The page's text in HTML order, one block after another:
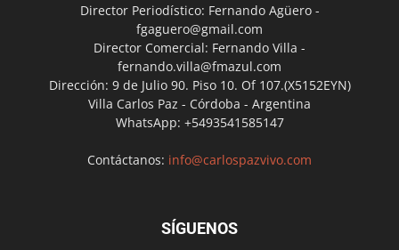
Director Periodístico: Fernando Agüero -
fgaguero@gmail.com
Director Comercial: Fernando Villa -
fernando.villa@fmazul.com
Dirección: 9 de Julio 90. Piso 10. Of 107.(X5152EYN)
Villa Carlos Paz - Córdoba - Argentina
WhatsApp: +5493541585147
Contáctanos: info@carlospazvivo.com
SÍGUENOS